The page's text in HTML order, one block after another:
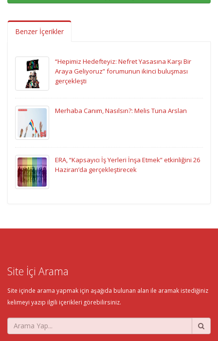
Benzer İçerikler
“Hepimiz Hedefteyiz: Nefret Yasasına Karşı Bir
Araya Geliyoruz” forumunun ikinci buluşması
gerçekleşti
Merhaba Canım, Nasılsın?: Melis Tuna Arslan
ERA, “Kapsayıcı İş Yerleri İnşa Etmek” etkinliğini 26
Haziran’da gerçekleştirecek
Site İçi Arama
Site içinde arama yapmak için aşağıda bulunan alan ile aramak istediğiniz
kelimeyi yazıp ilgili içerikleri görebilirsiniz.